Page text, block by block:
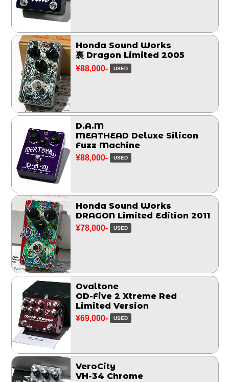
Honda Sound Works
裏 Dragon Limited 2005
¥88,000- USED
D.A.M
MEATHEAD Deluxe Silicon
Fuzz Machine
¥88,000- USED
Honda Sound Works
DRAGON Limited Edition 2011
¥78,000- USED
Ovaltone
OD-Five 2 Xtreme Red
Limited Version
¥69,000- USED
VeroCity
VH-34 Chrome